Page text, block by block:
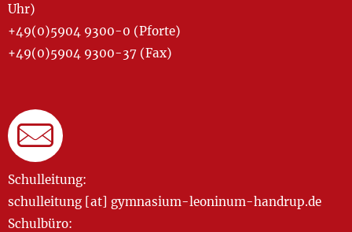
Uhr)
+49(0)5904 9300-0 (Pforte)
+49(0)5904 9300-37 (Fax)
Schulleitung:
schulleitung [at] gymnasium-leoninum-handrup.de
Schulbüro: